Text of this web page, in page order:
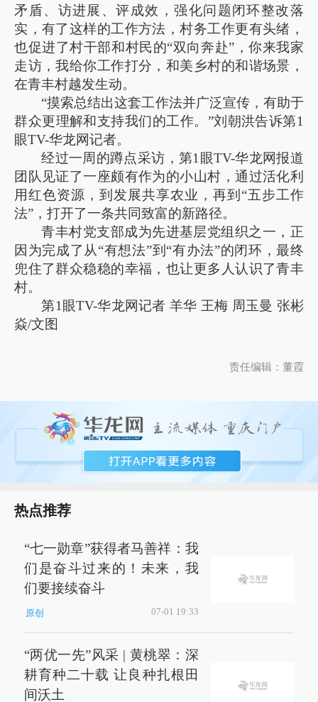
矛盾、访进展、评成效，强化问题闭环整改落
实，有了这样的工作方法，村务工作更有头绪，
也促进了村干部和村民的“双向奔赴”，你来我家
走访，我给你工作打分，和美乡村的和谐场景，
在青丰村越发生动。
“摸索总结出这套工作法并广泛宣传，有助于
群众更理解和支持我们的工作。”刘朝洪告诉第1
眼TV-华龙网记者。
经过一周的蹲点采访，第1眼TV-华龙网报道
团队见证了一座颇有作为的小山村，通过活化利
用红色资源，到发展共享农业，再到“五步工作
法”，打开了一条共同致富的新路径。
青丰村党支部成为先进基层党组织之一，正
因为完成了从“有想法”到“有办法”的闭环，最终
兜住了群众稳稳的幸福，也让更多人认识了青丰
村。
第1眼TV-华龙网记者 羊华 王梅 周玉曼 张彬
焱/文图
责任编辑：董霞
热点推荐
“七一勋章”获得者马善祥：我
们是奋斗过来的！未来，我
们要接续奋斗
原创 07-01 19:33
“两优一先”风采 | 黄桃翠：深
耕育种二十载 让良种扎根田
间沃土